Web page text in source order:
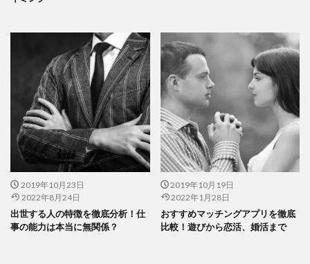
2019年10月23日
2022年8月24日
出世する人の特徴を徹底分析！仕
事の能力は本当に無関係？
2019年10月19日
2022年1月28日
おすすめマッチングアプリを徹底
比較！遊びから恋活、婚活まで